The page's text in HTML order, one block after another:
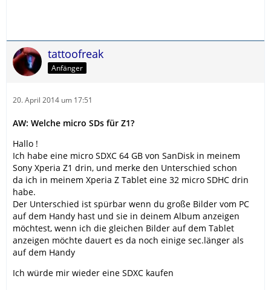
tattoofreak
Anfänger
20. April 2014 um 17:51
AW: Welche micro SDs für Z1?
Hallo !
Ich habe eine micro SDXC 64 GB von SanDisk in meinem
Sony Xperia Z1 drin, und merke den Unterschied schon
da ich in meinem Xperia Z Tablet eine 32 micro SDHC drin
habe.
Der Unterschied ist spürbar wenn du große Bilder vom PC
auf dem Handy hast und sie in deinem Album anzeigen
möchtest, wenn ich die gleichen Bilder auf dem Tablet
anzeigen möchte dauert es da noch einige sec.länger als
auf dem Handy
Ich würde mir wieder eine SDXC kaufen